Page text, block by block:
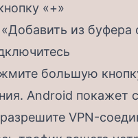
«+»
из буфера
большую
Android покажет
VPN-